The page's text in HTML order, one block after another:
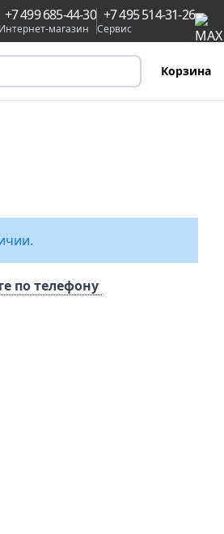
+7 499 685-44-30
Интернет-магазин
+7 495 514-31-26
Сервис
Корзина
по телефону